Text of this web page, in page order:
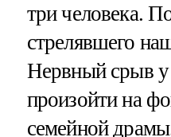
три человека.
стрелявшего
Нервный срыв
произойти на
семейной